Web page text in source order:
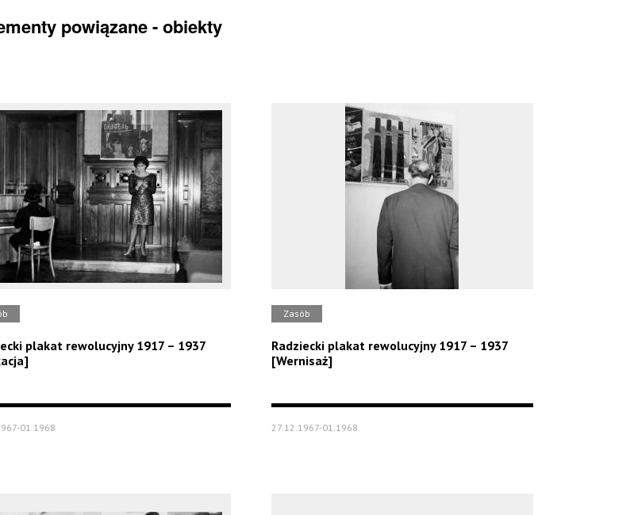
powiązane - obiekty
plakat rewolucyjny 1917 – 1937
01.1968
Zasób
Radziecki plakat rewolucyjny 1917 – 1937
[Wernisaż]
27.12.1967-01.1968